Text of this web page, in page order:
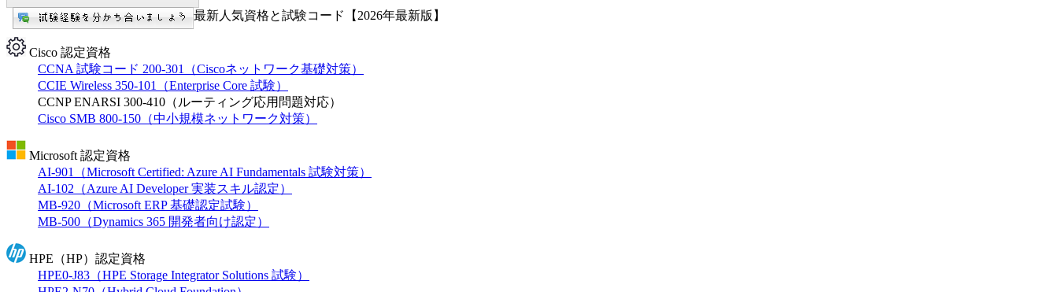
最新人気資格と試験コード【2026年最新版】
Cisco 認定資格
CCNA 試験コード 200-301（Ciscoネットワーク基礎対策）
CCIE Wireless 350-101（Enterprise Core 試験）
CCNP ENARSI 300-410（ルーティング応用問題対応）
Cisco SMB 800-150（中小規模ネットワーク対策）
Microsoft 認定資格
AI-901（Microsoft Certified: Azure AI Fundamentals 試験対策）
AI-102（Azure AI Developer 実装スキル認定）
MB-920（Microsoft ERP 基礎認定試験）
MB-500（Dynamics 365 開発者向け認定）
HPE（HP）認定資格
HPE0-J83（HPE Storage Integrator Solutions 試験）